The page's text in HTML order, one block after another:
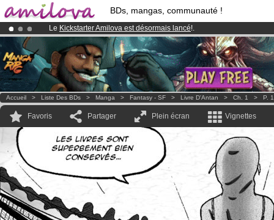
BDs, mangas, communauté !
Le Kickstarter Amilova est désormais lancé!.
Déjà 100000membreset 1000BDs & Mangas!
Abonnement premium: à partir de
3.95 eurospar mois !Clique ici
Accueil > Liste Des BDs > Manga > Fantasy - SF > Livre D'Antan > Ch. 1 > P.
Favoris Partager Plein écran Vignettes